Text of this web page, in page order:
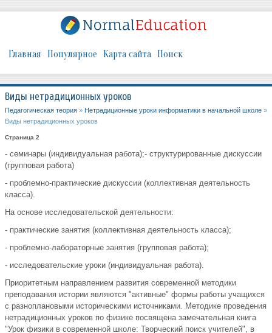
Главная Популярное Карта сайта Поиск
Виды нетрадиционных уроков
Педагогическая теория » Нетрадиционные уроки информатики в начальной школе »
Виды нетрадиционных уроков
Страница 2
- семинары (индивидуальная работа);- структурированные дискуссии
(групповая работа)
- проблемно-практические дискуссии (коллективная деятельность
класса).
На основе исследовательской деятельности:
- практические занятия (коллективная деятельность класса);
- проблемно-лабораторные занятия (групповая работа);
- исследовательские уроки (индивидуальная работа).
Приоритетным направлением развития современной методики
преподавания истории являются "активные" формы работы учащихся
с разноплановыми историческими источниками. Методике проведения
нетрадиционных уроков по физике посвящена замечательная книга
"Урок физики в современной школе: Творческий поиск учителей", в